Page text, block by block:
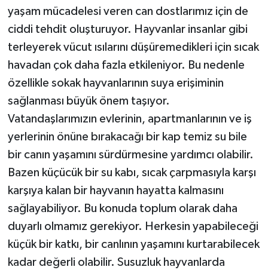
yaşam mücadelesi veren can dostlarımız için de
ciddi tehdit oluşturuyor. Hayvanlar insanlar gibi
terleyerek vücut ısılarını düşüremedikleri için sıcak
havadan çok daha fazla etkileniyor. Bu nedenle
özellikle sokak hayvanlarının suya erişiminin
sağlanması büyük önem taşıyor.
Vatandaşlarımızın evlerinin, apartmanlarının ve iş
yerlerinin önüne bırakacağı bir kap temiz su bile
bir canın yaşamını sürdürmesine yardımcı olabilir.
Bazen küçücük bir su kabı, sıcak çarpmasıyla karşı
karşıya kalan bir hayvanın hayatta kalmasını
sağlayabiliyor. Bu konuda toplum olarak daha
duyarlı olmamız gerekiyor. Herkesin yapabileceği
küçük bir katkı, bir canlının yaşamını kurtarabilecek
kadar değerli olabilir. Susuzluk hayvanlarda